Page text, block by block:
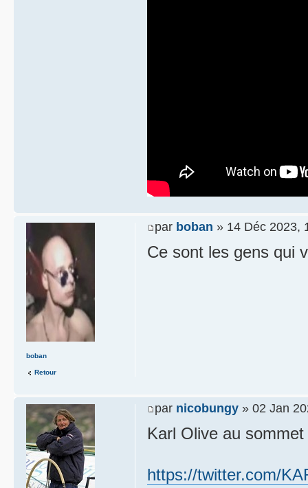
par boban » 14 Déc 2023,
Ce sont les gens qui
boban
Retour
par nicobungy » 02 Jan
Karl Olive au
https://twitter.com/